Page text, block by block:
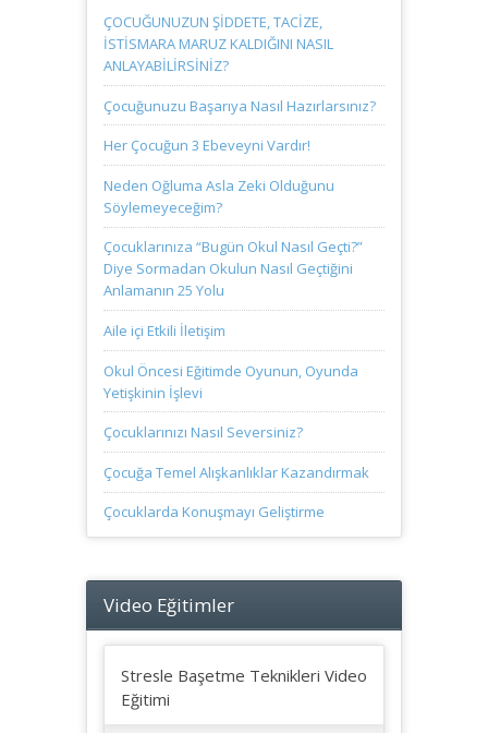
ÇOCUĞUNUZUN ŞİDDETE, TACİZE,
İSTİSMARA MARUZ KALDIĞINI NASIL
ANLAYABİLİRSİNİZ?
Çocuğunuzu Başarıya Nasıl Hazırlarsınız?
Her Çocuğun 3 Ebeveyni Vardır!
Neden Oğluma Asla Zeki Olduğunu
Söylemeyeceğim?
Çocuklarınıza “Bugün Okul Nasıl Geçti?”
Diye Sormadan Okulun Nasıl Geçtiğini
Anlamanın 25 Yolu
Aile içi Etkili İletişim
Okul Öncesi Eğitimde Oyunun, Oyunda
Yetişkinin İşlevi
Çocuklarınızı Nasıl Seversiniz?
Çocuğa Temel Alışkanlıklar Kazandırmak
Çocuklarda Konuşmayı Geliştirme
Video Eğitimler
Stresle Başetme Teknikleri Video
Eğitimi